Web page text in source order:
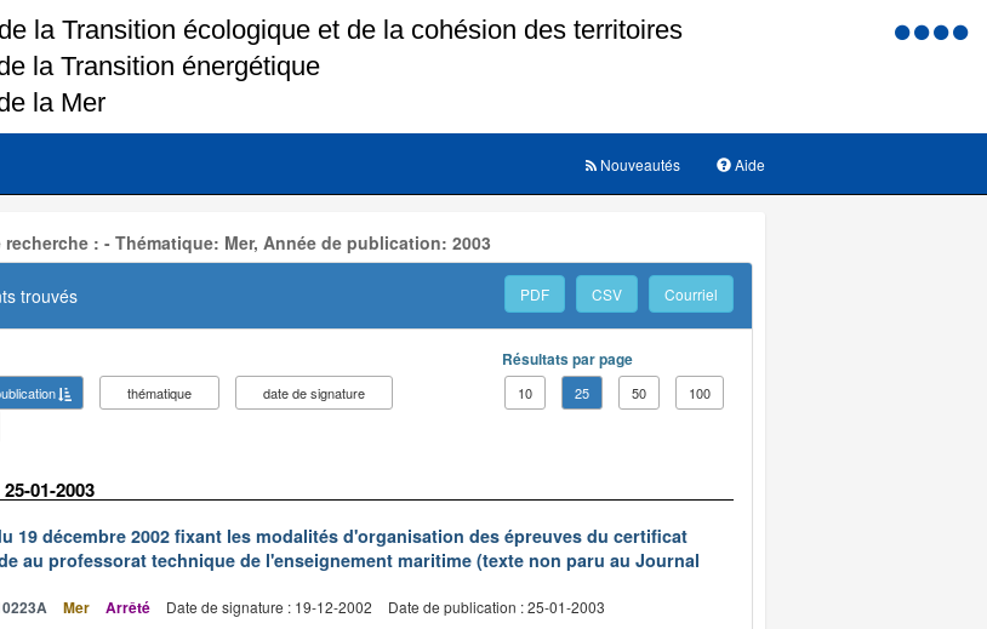
Menu
Aide
Nouveautés
: - Thématique: Mer, Année de publication: 2003
trouvés PDF CSV Courriel
thématique
date de signature
Résultats par page
10 25 50 100
01-2003
19 décembre 2002 fixant les modalités d'organisation des épreuves du certificat
au professorat technique de l'enseignement maritime (texte non paru au Journal
Mer Arrêté Date de signature : 19-12-2002 Date de publication : 25-01-2003